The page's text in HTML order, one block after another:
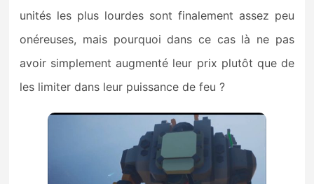
unités les plus lourdes sont finalement assez peu
onéreuses, mais pourquoi dans ce cas là ne pas
avoir simplement augmenté leur prix plutôt que de
les limiter dans leur puissance de feu ?